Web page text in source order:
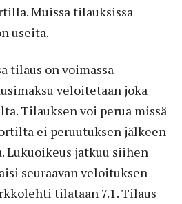
Muissa tilauksissa
useita.
tilaus on voimassa
veloitetaan joka
Tilauksen voi perua missä
ei peruutuksen jälkeen
Lukuoikeus jatkuu siihen
seuraavan veloituksen
tilataan 7.1. Tilaus